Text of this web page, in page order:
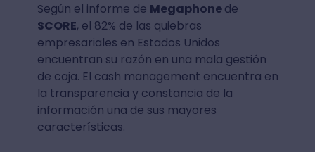
Según el informe de Megaphonede
SCORE, el 82% de las quiebras
empresariales en Estados Unidos
encuentran su razón en una mala gestión
de caja. El cash management encuentra en
la transparencia y constancia de la
información una de sus mayores
características.